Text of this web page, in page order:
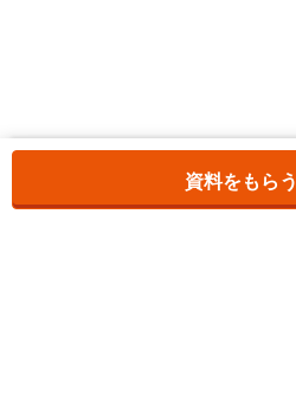
お気に入りに追加しました。
資料をもらう